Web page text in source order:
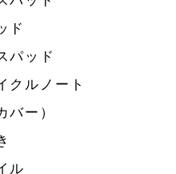
ド
パッド
クルノート
バー）
ル